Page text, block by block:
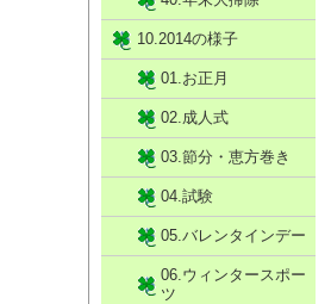
10.2014の様子
01.お正月
02.成人式
03.節分・恵方巻き
04.試験
05.バレンタインデー
06.ウィンタースポー
ツ